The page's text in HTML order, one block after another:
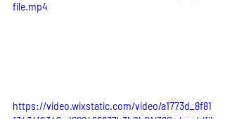
file.mp4
https://video.wixstatic.com/video/a1773d_8f81